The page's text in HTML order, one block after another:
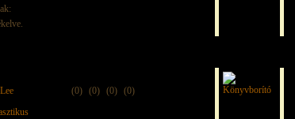
(0) (0) (0) (0)